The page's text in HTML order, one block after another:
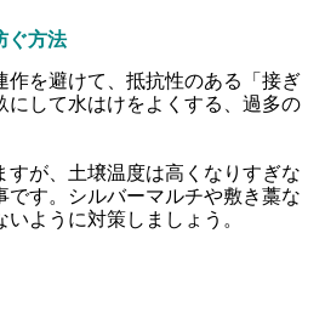
ぐ方法
作を避けて、抵抗性のある「接ぎ
にして水はけをよくする、過多の
すが、土壌温度は高くなりすぎな
です。シルバーマルチや敷き藁な
ように対策しましょう。